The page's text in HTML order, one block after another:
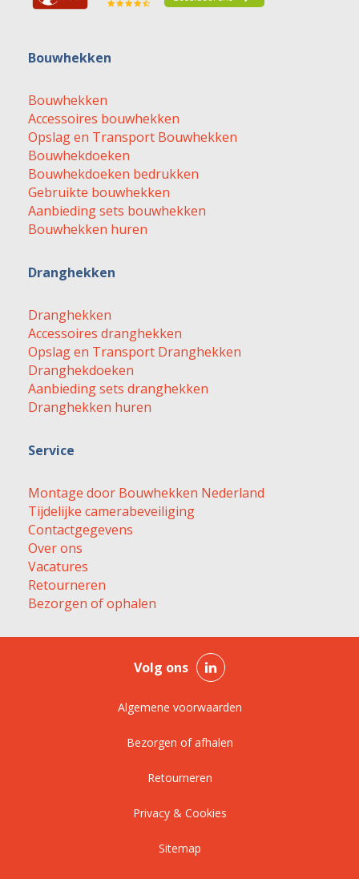
Bouwhekken
Bouwhekken
Accessoires bouwhekken
Opslag en Transport Bouwhekken
Bouwhekdoeken
Bouwhekdoeken bedrukken
Gebruikte bouwhekken
Aanbieding sets bouwhekken
Bouwhekken huren
Dranghekken
Dranghekken
Accessoires dranghekken
Opslag en Transport Dranghekken
Dranghekdoeken
Aanbieding sets dranghekken
Dranghekken huren
Service
Montage door Bouwhekken Nederland
Tijdelijke camerabeveiliging
Contactgegevens
Over ons
Vacatures
Retourneren
Bezorgen of ophalen
Volg ons
Algemene voorwaarden
Bezorgen of afhalen
Retourneren
Privacy & Cookies
Sitemap